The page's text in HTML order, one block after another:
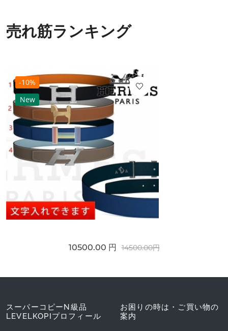
売れ筋ランキング
-10%
New
10500.00 円 14500.00円
スーパーコピーN級品
LEVELKOPIプロフィール
お困りの時は・ご買い物の
案内